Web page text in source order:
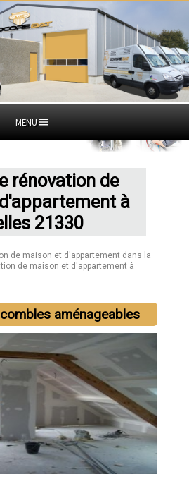
MENU
rénovation de
à
21330
de maison et d'appartement dans la
de maison et d'appartement à
aménageables